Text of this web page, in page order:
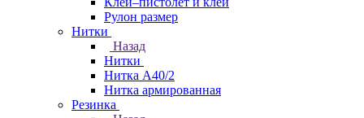
Рулон размер
Нитки
Назад
Нитки
Нитка А40/2
Нитка армированная
Резинка